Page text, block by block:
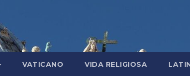
VATICANO VIDA RELIGIOSA